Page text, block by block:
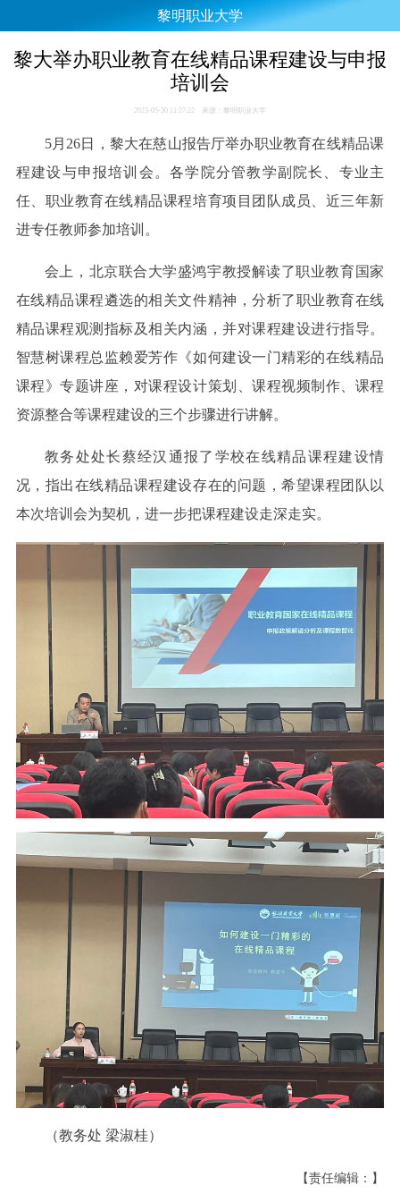
黎明职业大学
黎大举办职业教育在线精品课程建设与申报
培训会
2023-05-30 11:27:22 来源：黎明职业大学
5月26日，黎大在慈山报告厅举办职业教育在线精品课
程建设与申报培训会。各学院分管教学副院长、专业主
任、职业教育在线精品课程培育项目团队成员、近三年新
进专任教师参加培训。
会上，北京联合大学盛鸿宇教授解读了职业教育国家
在线精品课程遴选的相关文件精神，分析了职业教育在线
精品课程观测指标及相关内涵，并对课程建设进行指导。
智慧树课程总监赖爱芳作《如何建设一门精彩的在线精品
课程》专题讲座，对课程设计策划、课程视频制作、课程
资源整合等课程建设的三个步骤进行讲解。
教务处处长蔡经汉通报了学校在线精品课程建设情
况，指出在线精品课程建设存在的问题，希望课程团队以
本次培训会为契机，进一步把课程建设走深走实。
（教务处 梁淑桂）
【责任编辑：】